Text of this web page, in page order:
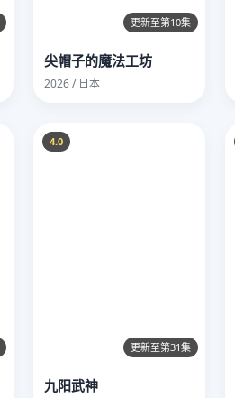
更新至第10集
尖帽子的魔法工坊
2026 / 日本
4.0
更新至第31集
九阳武神